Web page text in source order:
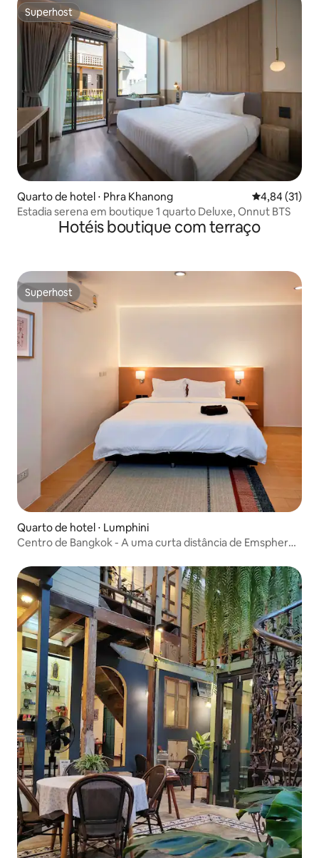
Superhost
Superhost
Quarto de hotel ⋅ Phra Khanong 4,84 de uma
4,84 (31)
Estadia serena em boutique 1 quarto Deluxe, Onnut BTS
Hotéis boutique com terraço
Superhost
Superhost
Quarto de hotel ⋅ Lumphini
Centro de Bangkok - A uma curta distância de Emsphere,